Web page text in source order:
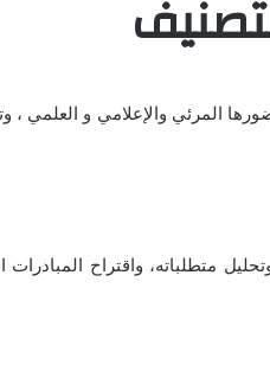
المرئي والإعلامي و العلمي
متطلباته، واقتراح